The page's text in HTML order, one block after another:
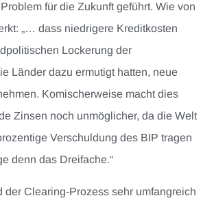
für die Zukunft geführt. Wie von
„… dass niedrigere Kreditkosten
Lockerung der
Länder dazu ermutigt hatten, neue
Komischerweise macht dies
Zinsen noch unmöglicher, da die Welt
Verschuldung des BIP tragen
denn das Dreifache.“
der Clearing-Prozess sehr umfangreich